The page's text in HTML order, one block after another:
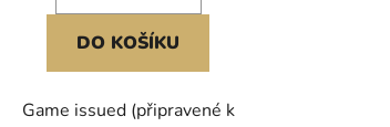
DO KOŠÍKU
Game issued (připravené k